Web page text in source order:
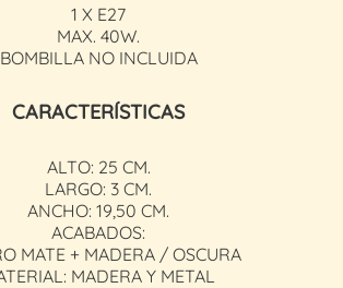
1 X E27
MAX. 40W.
BOMBILLA NO INCLUIDA
CARACTERÍSTICAS
ALTO: 25 CM.
LARGO: 3 CM.
ANCHO: 19,50 CM.
ACABADOS:
MATE + MADERA / OSCURA
MADERA Y METAL